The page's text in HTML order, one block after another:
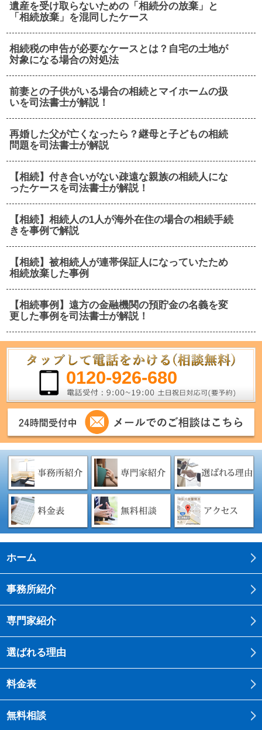
遺産を受け取らないための「相続分の放棄」と
「相続放棄」を混同したケース
相続税の申告が必要なケースとは？自宅の土地が
対象になる場合の対処法
前妻との子供がいる場合の相続とマイホームの扱
いを司法書士が解説！
再婚した父が亡くなったら？継母と子どもの相続
問題を司法書士が解説
【相続】付き合いがない疎遠な親族の相続人にな
ったケースを司法書士が解説！
【相続】相続人の1人が海外在住の場合の相続手続
きを事例で解説
【相続】被相続人が連帯保証人になっていたため
相続放棄した事例
【相続事例】遠方の金融機関の預貯金の名義を変
更した事例を司法書士が解説！
0120-926-680
ホーム
事務所紹介
専門家紹介
選ばれる理由
料金表
無料相談